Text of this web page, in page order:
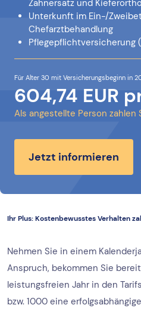
Zahnersatz und
Unterkunft im Ein-/
Chefarztbehandlung
Pflegepflichtversicherung
Für Alter 30 mit Versicherungsbeginn in
604,74 EUR
Als angestellte Person zahlen
Jetzt informieren
Ihr Plus: Kostenbewusstes Verhalten
Nehmen Sie in einem
Anspruch, bekommen Sie
leistungsfreien Jahr in den
bzw. 1000 eine